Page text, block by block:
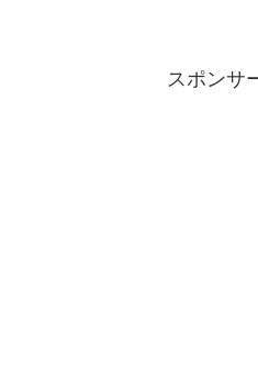
スポンサ